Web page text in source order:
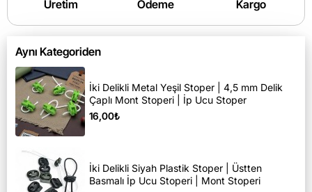
Üretim
Ödeme
Kargo
Aynı Kategoriden
İki Delikli Metal Yeşil Stoper | 4,5 mm Delik
Çaplı Mont Stoperi | İp Ucu Stoper
16,00₺
İki Delikli Siyah Plastik Stoper | Üstten
Basmalı İp Ucu Stoperi | Mont Stoperi